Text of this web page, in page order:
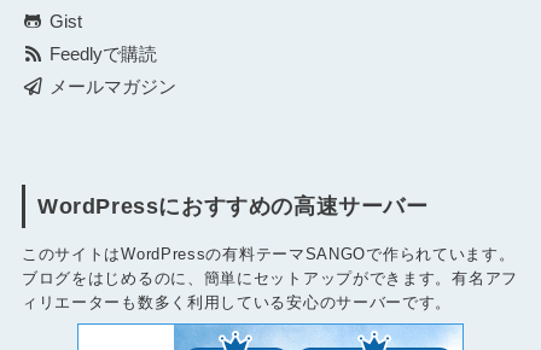
Gist
Feedlyで購読
メールマガジン
WordPressにおすすめの高速サーバー
このサイトはWordPressの有料テーマSANGOで作られています。
ブログをはじめるのに、簡単にセットアップができます。有名アフ
ィリエーターも数多く利用している安心のサーバーです。